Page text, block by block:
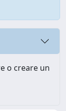
o creare un